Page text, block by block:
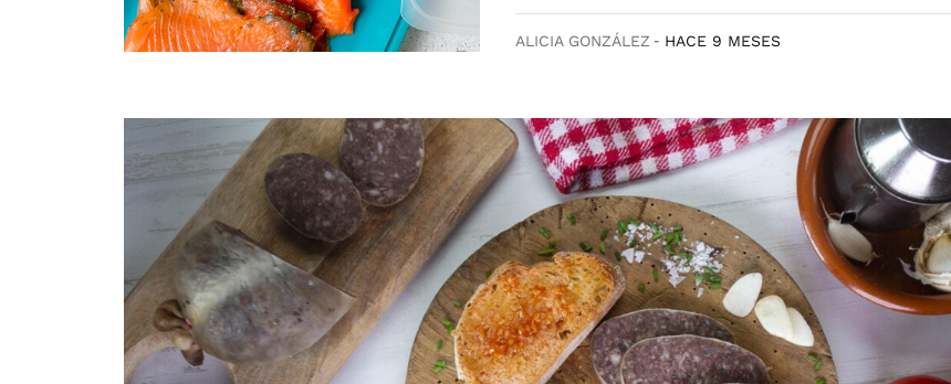
ALICIA GONZÁLEZ HACE 9 MESES